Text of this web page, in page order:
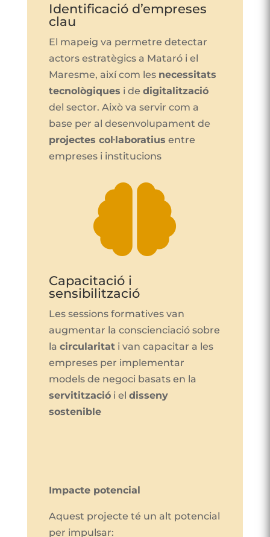
Identificació d’empreses
clau
El mapeig va permetre detectar
actors estratègics a Mataró i el
Maresme, així com les necessitats
tecnològiques i de digitalització
del sector. Això va servir com a
base per al desenvolupament de
projectes col·laboratius entre
empreses i institucions​​

Capacitació i
sensibilització
Les sessions formatives van
augmentar la conscienciació sobre
la circularitati van capacitar a les
empreses per implementar
models de negoci basats en la
servititzaciói el disseny
sostenible
Impacte potencial
Aquest projecte té un alt potencial
per impulsar: